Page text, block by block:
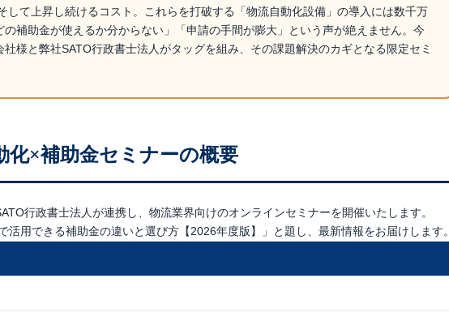
して上昇し続けるコスト。これらを打破する「物流自動化設備」の導入には数千万
の補助金が使えるか分からない」「申請の手間が膨大」
という声が絶えません。今
様と弊社SATO行政書士法人がタッグを組み、その課題解決のカギとなる限定セミ
化×補助金セミナーの概要
行政書士法人が連携し、物流業界向けのオンラインセミナーを開催いたします。
活用できる補助金の違いと選び方【2026年度版】」
と題し、最新情報をお届けします。